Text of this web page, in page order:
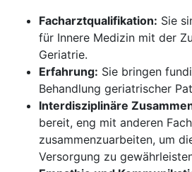
Facharztqualifikation: Sie
für Innere Medizin mit der
Geriatrie.
Erfahrung: Sie bringen
Behandlung geriatrischer
Interdisziplinäre
bereit, eng mit anderen
zusammenzuarbeiten, um
Versorgung zu